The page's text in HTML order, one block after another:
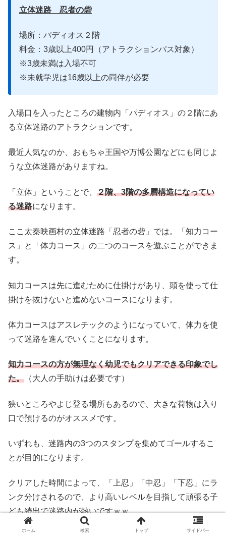
立体迷路 忍者の砦
場所：パディオス２階
料金：3歳以上400円（アトラクションパス対象）
※3歳未満は入場不可
※未就学児は16歳以上の同伴が必要
入場口を入ったところの建物内「パディオス」の２階にあ
る立体迷路のアトラクションです。
最近人気なのか、おもちゃ王国や万博公園などにも同じよ
うな立体迷路がありますね。
「立体」ということで、 ２階、3階の多層構造になってい
る迷路になります。
ここ太秦映画村の立体迷路「忍者の砦」では。「知力コー
ス」と「体力コース」の二つのコースを遊ぶことができま
す。
知力コースは先に進むために仕掛けがあり、頭を使って仕
掛けを抜けないと進めないコースになります。
体力コースはアスレチックのようになっていて、体力を使
って迷路を進んでいくことになります。
知力コースの方が無理なく幼児でもクリアできる印象でし
た。 （大人の手助けは必要です）
狭いところやよじ登る場所もあるので、大きな荷物は入り
口で預けるのがオススメです。
いずれも、迷路内の3つのスタンプを集めてゴールするこ
とが目的になります。
クリアした時間によって、「上忍」「中忍」「下忍」にラ
ンク分けされるので、より高いレベルを目指して頑張る子
ども続出で迷路内が熱いですｗｗ
ホーム 検索 トップ サイドバー